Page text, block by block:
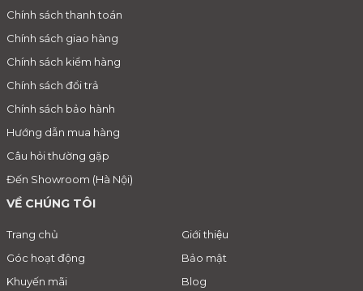
Chính sách thanh toán
Chính sách giao hàng
Chính sách kiểm hàng
Chính sách đổi trả
Chính sách bảo hành
Hướng dẫn mua hàng
Câu hỏi thường gặp
Đến Showroom (Hà Nội)
VỀ CHÚNG TÔI
Trang chủ
Giới thiệu
Góc hoạt động
Bảo mật
Khuyến mãi
Blog